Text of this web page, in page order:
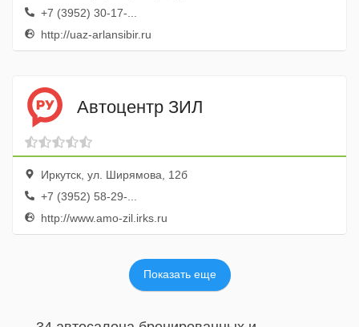
+7 (3952) 30-17-...
http://uaz-arlansibir.ru
Автоцентр ЗИЛ
Иркутск, ул. Ширямова, 12б
+7 (3952) 58-29-...
http://www.amo-zil.irks.ru
Показать еще